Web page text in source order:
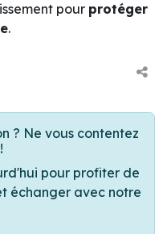
pour protéger
.
? Ne vous contentez
pour profiter de
échanger avec notre